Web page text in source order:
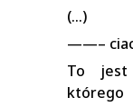
(…)
——–
To jest
którego